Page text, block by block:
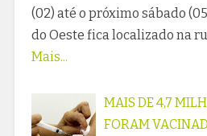
(02) até o próximo sábado
do Oeste fica localizado na
Mais...
MAIS DE 4,7
FORAM